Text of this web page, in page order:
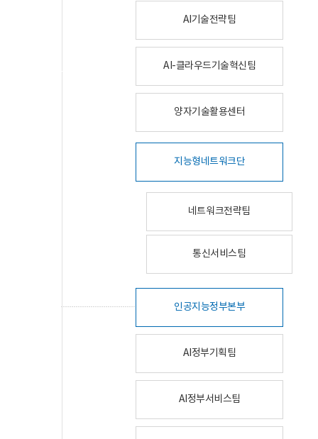
AI기술전략팀
AI-클라우드기술혁신팀
양자기술활용센터
지능형네트워크단
네트워크전략팀
통신서비스팀
인공지능정부본부
AI정부기획팀
AI정부서비스팀